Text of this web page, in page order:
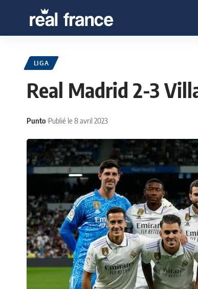
LIGA
Real Madrid 2-3
Punto Publié le 8 avril 2023